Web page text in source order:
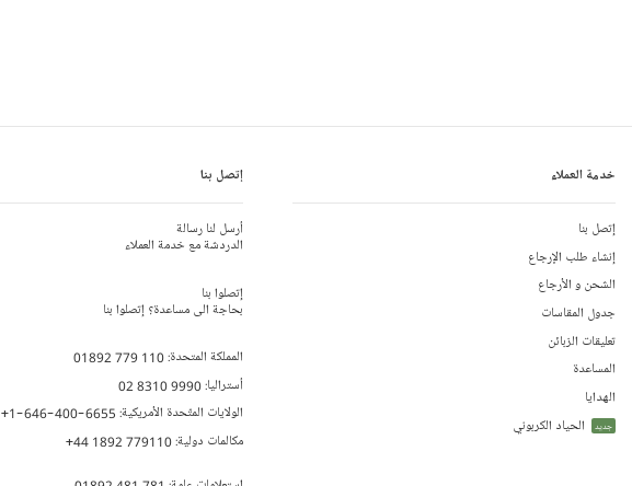
خدمة العملاء
إتصل بنا
إنشاء طلب الإرجاع
الشحن و الأرجاع
جدول المقاسات
تعليقات الزبائن
المساعدة
الهدايا
جديد الحياد الكربوني
إتصل بنا
أرسل لنا رسالة
الدردشة مع خدمة العملاء
إتصلوا بنا
بحاجة الى مساعدة؟ إتصلوا بنا
المملكة المتحدة:01892 779 110
أستراليا:02 8310 9990
الولايات المتّحدة الأمريكية: +1-646-400-6655
مكالمات دولية:+44 1892 779110